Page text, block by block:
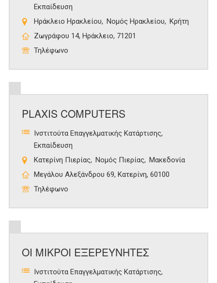
Εκπαίδευση
Ηράκλειο Ηρακλείου
Νομός Ηρακλείου
Κρήτη
Ζωγράφου 14, Ηράκλειο, 71201
Τηλέφωνο
PLAXIS COMPUTERS
Ινστιτούτα Επαγγελματικής Κατάρτισης
Εκπαίδευση
Κατερίνη Πιερίας
Νομός Πιερίας
Μακεδονία
Μεγάλου Αλεξάνδρου 69, Κατερίνη, 60100
Τηλέφωνο
ΟΙ ΜΙΚΡΟΙ ΕΞΕΡΕΥΝΗΤΕΣ
Ινστιτούτα Επαγγελματικής Κατάρτισης